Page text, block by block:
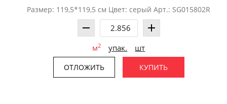
Размер: 119,5*119,5 см Цвет: серый Арт.: SG015802R
м2 упак. шт
ОТЛОЖИТЬ КУПИТЬ